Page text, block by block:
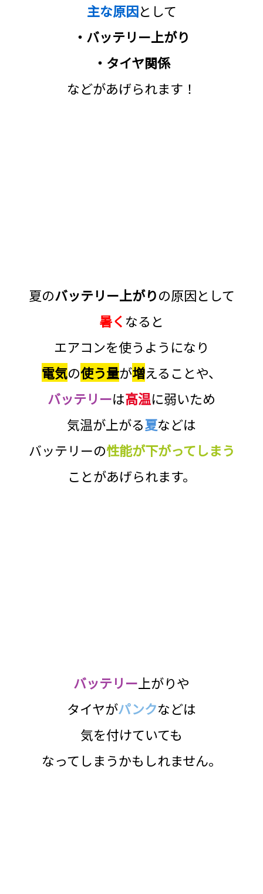
主な原因として
・バッテリー上がり
・タイヤ関係
などがあげられます！
夏のバッテリー上がりの原因として
暑く なると
エアコンを使うようになり
電気の使う量が増えることや、
バッテリーは高温に弱いため
気温が上がる夏などは
バッテリーの性能が下がってしまう
ことがあげられます。
バッテリー 上がりや
タイヤがパンクなどは
気を付けていても
なってしまうかもしれません。